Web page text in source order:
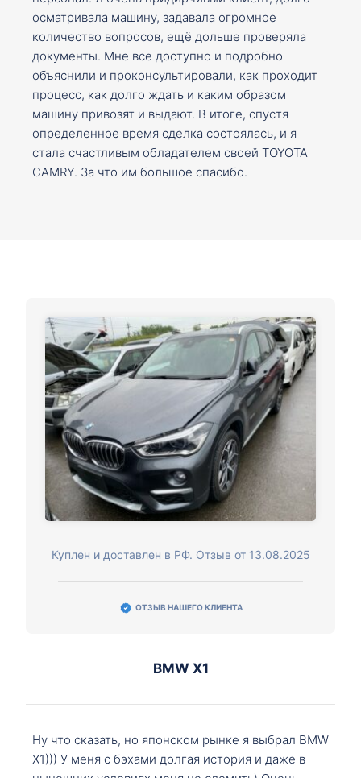
осматривала машину, задавала огромное
количество вопросов, ещё дольше проверяла
документы. Мне все доступно и подробно
объяснили и проконсультировали, как проходит
процесс, как долго ждать и каким образом
машину привозят и выдают. В итоге, спустя
определенное время сделка состоялась, и я
стала счастливым обладателем своей TOYOTA
CAMRY. За что им большое спасибо.
Куплен и доставлен в РФ. Отзыв от 13.08.2025
ОТЗЫВ НАШЕГО КЛИЕНТА
BMW X1
Ну что сказать, но японском рынке я выбрал BMW
X1))) У меня с бэхами долгая история и даже в